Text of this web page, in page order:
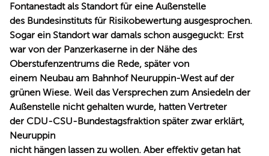
Fontanestadt als Standort für eine Außenstelle
des Bundesinstituts für Risikobewertung ausgesprochen.
Sogar ein Standort war damals schon ausgeguckt: Erst
war von der Panzerkaserne in der Nähe des
Oberstufenzentrums die Rede, später von
einem Neubau am Bahnhof Neuruppin-West auf der
grünen Wiese. Weil das Versprechen zum Ansiedeln der
Außenstelle nicht gehalten wurde, hatten Vertreter
der CDU-CSU-Bundestagsfraktion später zwar erklärt,
Neuruppin
nicht hängen lassen zu wollen. Aber effektiv getan hat